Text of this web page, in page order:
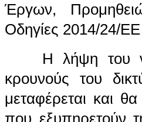
Έργων,
Οδηγίες 2014/24/
Η λήψη του
κρουνούς του
μεταφέρεται και θα
που εξυπηρετούν